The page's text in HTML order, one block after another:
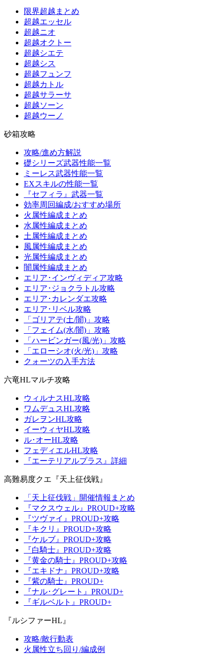
限界超越まとめ
超越エッセル
超越ニオ
超越オクトー
超越シエテ
超越シス
超越フュンフ
超越カトル
超越サラーサ
超越ソーン
超越ウーノ
砂箱攻略
攻略/進め方解説
礎シリーズ武器性能一覧
ミーレス武器性能一覧
EXスキルの性能一覧
『セフィラ』武器一覧
効率周回編成/おすすめ場所
火属性編成まとめ
水属性編成まとめ
土属性編成まとめ
風属性編成まとめ
光属性編成まとめ
闇属性編成まとめ
エリア･インヴィディア攻略
エリア･ジョクラトル攻略
エリア･カレンダエ攻略
エリア･リベル攻略
「ゴリアテ(土/闇)」攻略
「フェイム(水/闇)」攻略
「ハービンガー(風/光)」攻略
「エローシオ(火/光)」攻略
クォーツの入手方法
六竜HLマルチ攻略
ウィルナスHL攻略
ワムデュスHL攻略
ガレヲンHL攻略
イーウィヤHL攻略
ル･オーHL攻略
フェディエルHL攻略
『エーテリアルプラス』詳細
高難易度クエ『天上征伐戦』
「天上征伐戦」開催情報まとめ
『マクスウェル』PROUD+攻略
『ツヴァイ』PROUD+攻略
『キクリ』PROUD+攻略
『ケルブ』PROUD+攻略
『白騎士』PROUD+攻略
『黄金の騎士』PROUD+攻略
『エキドナ』PROUD+攻略
『紫の騎士』PROUD+
『ナル･グレート』PROUD+
『ギルベルト』PROUD+
『ルシファーHL』
攻略/敵行動表
火属性立ち回り/編成例